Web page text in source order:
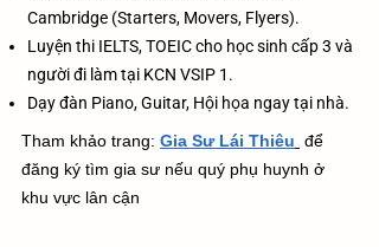
Cambridge (Starters, Movers, Flyers).
Luyện thi IELTS, TOEIC cho học sinh cấp 3 và
người đi làm tại KCN VSIP 1.
Dạy đàn Piano, Guitar, Hội họa ngay tại nhà.
​Tham khảo trang: Gia Sư Lái Thiêu để
đăng ký tìm gia sư nếu quý phụ huynh ở
khu vực lân cận